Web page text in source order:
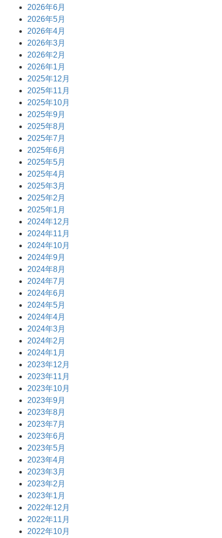
2026年6月
2026年5月
2026年4月
2026年3月
2026年2月
2026年1月
2025年12月
2025年11月
2025年10月
2025年9月
2025年8月
2025年7月
2025年6月
2025年5月
2025年4月
2025年3月
2025年2月
2025年1月
2024年12月
2024年11月
2024年10月
2024年9月
2024年8月
2024年7月
2024年6月
2024年5月
2024年4月
2024年3月
2024年2月
2024年1月
2023年12月
2023年11月
2023年10月
2023年9月
2023年8月
2023年7月
2023年6月
2023年5月
2023年4月
2023年3月
2023年2月
2023年1月
2022年12月
2022年11月
2022年10月